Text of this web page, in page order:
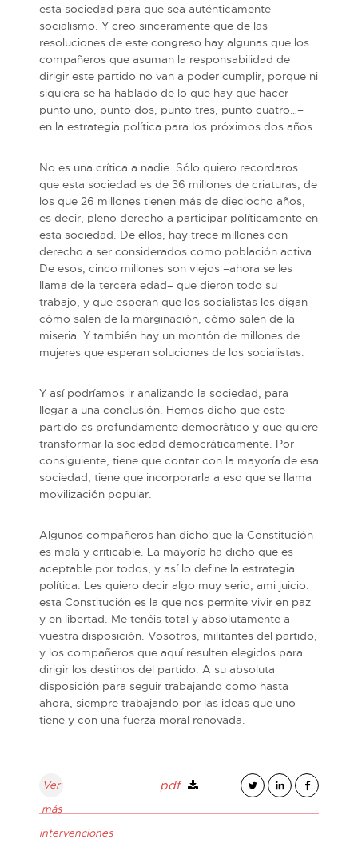
esta sociedad para que sea auténticamente
socialismo. Y creo sinceramente que de las
resoluciones de este congreso hay algunas que los
compañeros que asuman la responsabilidad de
dirigir este partido no van a poder cumplir, porque ni
siquiera se ha hablado de lo que hay que hacer –
punto uno, punto dos, punto tres, punto cuatro…–
en la estrategia política para los próximos dos años.
No es una crítica a nadie. Sólo quiero recordaros
que esta sociedad es de 36 millones de criaturas, de
los que 26 millones tienen más de dieciocho años,
es decir, pleno derecho a participar políticamente en
esta sociedad. De ellos, hay trece millones con
derecho a ser considerados como población activa.
De esos, cinco millones son viejos –ahora se les
llama de la tercera edad– que dieron todo su
trabajo, y que esperan que los socialistas les digan
cómo salen de la marginación, cómo salen de la
miseria. Y también hay un montón de millones de
mujeres que esperan soluciones de los socialistas.
Y así podríamos ir analizando la sociedad, para
llegar a una conclusión. Hemos dicho que este
partido es profundamente democrático y que quiere
transformar la sociedad democráticamente. Por
consiguiente, tiene que contar con la mayoría de esa
sociedad, tiene que incorporarla a eso que se llama
movilización popular.
Algunos compañeros han dicho que la Constitución
es mala y criticable. La mayoría ha dicho que es
aceptable por todos, y así lo define la estrategia
política. Les quiero decir algo muy serio, ami juicio:
esta Constitución es la que nos permite vivir en paz
y en libertad. Me tenéis total y absolutamente a
vuestra disposición. Vosotros, militantes del partido,
y los compañeros que aquí resulten elegidos para
dirigir los destinos del partido. A su absoluta
disposición para seguir trabajando como hasta
ahora, siempre trabajando por las ideas que uno
tiene y con una fuerza moral renovada.
Ver
más
intervenciones
pdf